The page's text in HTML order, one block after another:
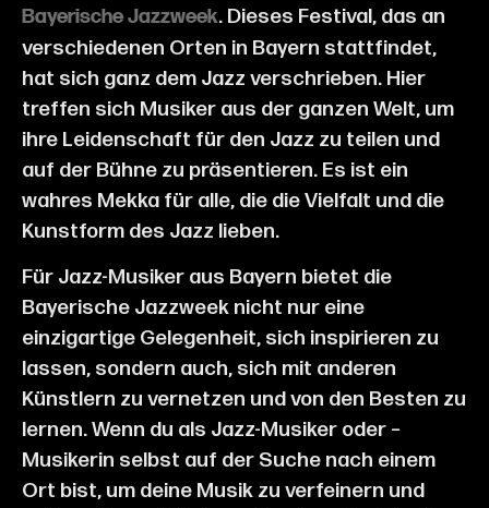
Bayerische Jazzweek. Dieses Festival, das an
verschiedenen Orten in Bayern stattfindet,
hat sich ganz dem Jazz verschrieben. Hier
treffen sich Musiker aus der ganzen Welt, um
ihre Leidenschaft für den Jazz zu teilen und
auf der Bühne zu präsentieren. Es ist ein
wahres Mekka für alle, die die Vielfalt und die
Kunstform des Jazz lieben.
Für Jazz-Musiker aus Bayern bietet die
Bayerische Jazzweek nicht nur eine
einzigartige Gelegenheit, sich inspirieren zu
lassen, sondern auch, sich mit anderen
Künstlern zu vernetzen und von den Besten zu
lernen. Wenn du als Jazz-Musiker oder –
Musikerin selbst auf der Suche nach einem
Ort bist, um deine Musik zu verfeinern und